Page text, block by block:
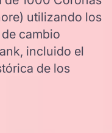
utilizando los
cambio
incluido el
de los